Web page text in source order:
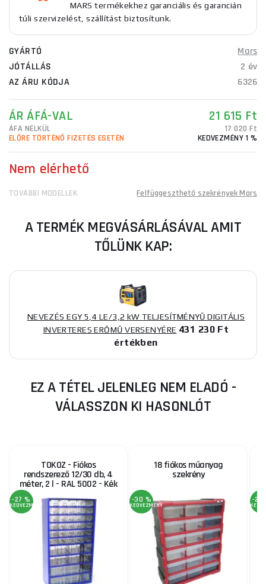
MARS termékekhez garanciális és garancián
túli szervizelést, szállítást biztosítunk.
GYÁRTÓ
Mars
JÓTÁLLÁS
2 év
AZ ÁRU KÓDJA
6326
ÁR ÁFÁ-VAL 21 615 Ft
ÁFA NÉLKÜL
17 020 Ft
ELŐRE TÖRTÉNŐ FIZETÉS ESETÉN
KEDVEZMÉNY 1 %
Nem elérhető
TOVÁBBI MODELLEK Felfüggeszthető szekrények Mars
A TERMÉK MEGVÁSÁRLÁSÁVAL AMIT
TŐLÜNK KAP:
NEVEZÉS EGY 5,4 LE/3,2 kW TELJESÍTMÉNYŰ DIGITÁLIS
INVERTERES ERŐMŰ VERSENYÉRE 431 230 Ft
értékben
EZ A TÉTEL JELENLEG NEM ELADÓ -
VÁLASSZON KI HASONLÓT
TOKOZ - Fiókos
rendszerező 12/30 db, 4
méter, 2 l - RAL 5002 - Kék
-27 %
KEDVEZMÉNY
18 fiókos műanyag
szekrény
-30 %
KEDVEZMÉNY
-25